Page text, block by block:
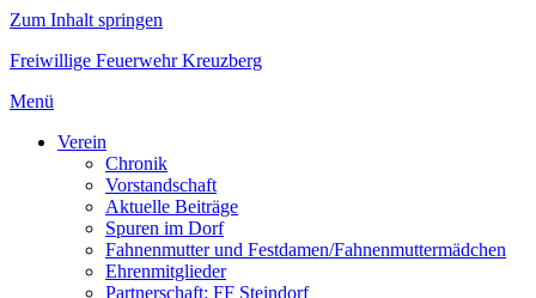
Zum Inhalt springen
Freiwillige Feuerwehr Kreuzberg
Menü
Verein
Chronik
Vorstandschaft
Aktuelle Beiträge
Spuren im Dorf
Fahnenmutter und Festdamen/Fahnenmuttermädchen
Ehrenmitglieder
Partnerschaft: FF Steindorf